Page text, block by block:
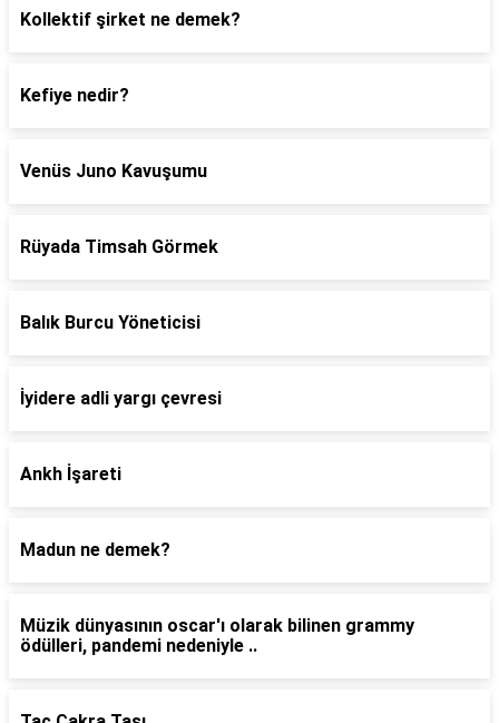
Kollektif şirket ne demek?
Kefiye nedir?
Venüs Juno Kavuşumu
Rüyada Timsah Görmek
Balık Burcu Yöneticisi
İyidere adli yargı çevresi
Ankh İşareti
Madun ne demek?
Müzik dünyasının oscar'ı olarak bilinen grammy
ödülleri, pandemi nedeniyle ..